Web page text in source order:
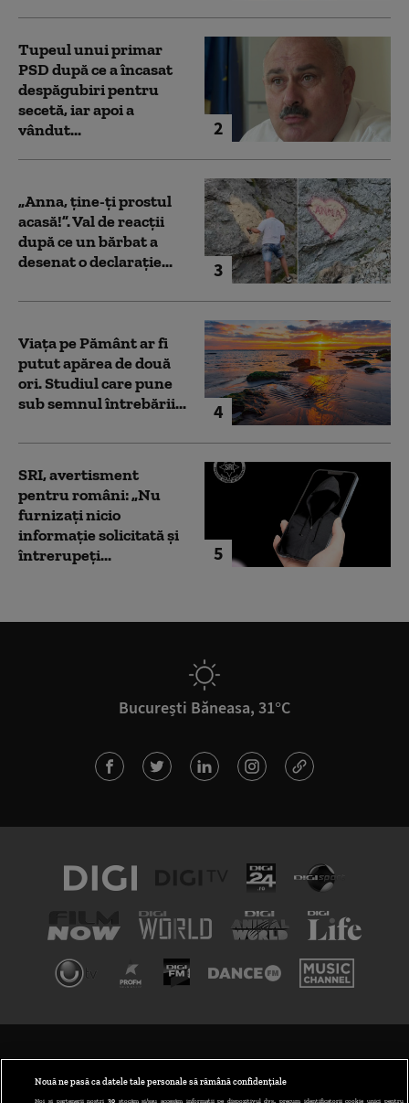
2
Tupeul unui primar
PSD după ce a încasat
despăgubiri pentru
secetă, iar apoi a
vândut...
3
„Anna, ţine-ţi prostul
acasă!”. Val de reacții
după ce un bărbat a
desenat o declarație...
4
Viața pe Pământ ar fi
putut apărea de două
ori. Studiul care pune
sub semnul întrebării...
5
SRI, avertisment
pentru români: „Nu
furnizați nicio
informație solicitată și
întrerupeți...
București Băneasa, 31°C
Nouă ne pasă ca datele tale personale să rămână confidențiale
Noi și partenerii noștri 30stocăm și/sau accesăm informații pe dispozitivul dvs., precum identificatorii cookie unici pentru